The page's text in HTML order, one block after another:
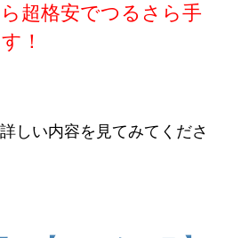
超格安でつるさら手
！
しい内容を見てみてくださ